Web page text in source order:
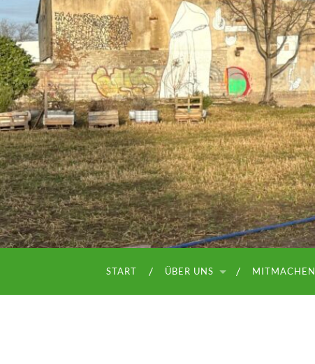
START ÜBER UNS MITMACHEN